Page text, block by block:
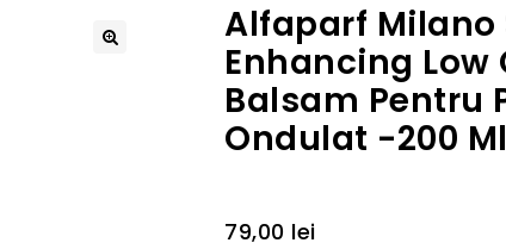
Alfaparf Milano
Enhancing
Balsam Pentru
Ondulat -200 Ml
79,00 lei